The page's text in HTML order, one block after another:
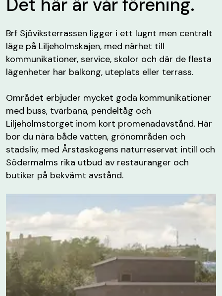
Det här är vår förening.
Brf Sjöviksterrassen ligger i ett lugnt men centralt
läge på Liljeholmskajen, med närhet till
kommunikationer, service, skolor och där de flesta
lägenheter har balkong, uteplats eller terrass.
Området erbjuder mycket goda kommunikationer
med buss, tvärbana, pendeltåg och
Liljeholmstorget inom kort promenadavstånd. Här
bor du nära både vatten, grönområden och
stadsliv, med Årstaskogens naturreservat intill och
Södermalms rika utbud av restauranger och
butiker på bekvämt avstånd.